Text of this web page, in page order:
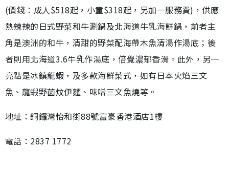
(價錢：成人$518起，小童$318起，另加一服務費)，供應
熱辣辣的日式野菜和牛涮鍋及北海道牛乳海鮮鍋，前者主
角是澳洲的和牛，清甜的野菜配海帶木魚清湯作湯底；後
者則用北海道3.6牛乳作湯底，倍覺濃郁香滑。此外，另一
亮點是冰鎮龍蝦，及多款海鮮菜式，如有日本火焰三文
魚、龍蝦野菌炆伊麵、味噌三文魚燒等。
地址：銅鑼灣怡和街88號富豪香港酒店1樓
電話：2837 1772